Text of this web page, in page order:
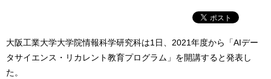
大阪工業大学大学院情報科学研究科は1日、2021年度から「AIデー
タサイエンス・リカレント教育プログラム」を開講すると発表し
た。